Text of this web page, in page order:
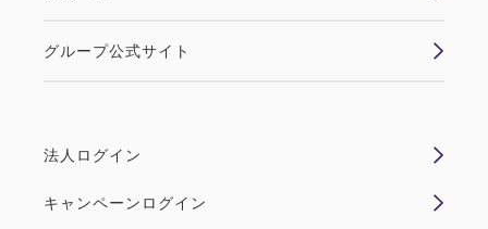
グループ公式サイト
法人ログイン
キャンペーンログイン